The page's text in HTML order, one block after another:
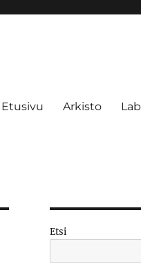
Etusivu Arkisto Lab
Etsi